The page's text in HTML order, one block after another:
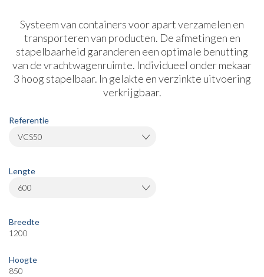
Systeem van containers voor apart verzamelen en
transporteren van producten. De afmetingen en
stapelbaarheid garanderen een optimale benutting
van de vrachtwagenruimte. Individueel onder mekaar
3 hoog stapelbaar. In gelakte en verzinkte uitvoering
verkrijgbaar.
Referentie
VCS50
Lengte
600
Breedte
1200
Hoogte
850